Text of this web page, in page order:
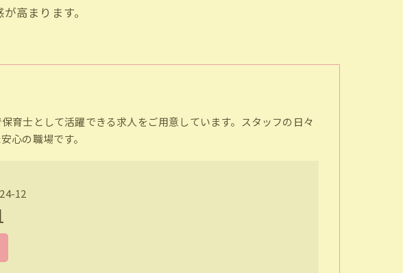
高まります。
育士として活躍できる求人をご用意しています。スタッフの日々
心の職場です。
12